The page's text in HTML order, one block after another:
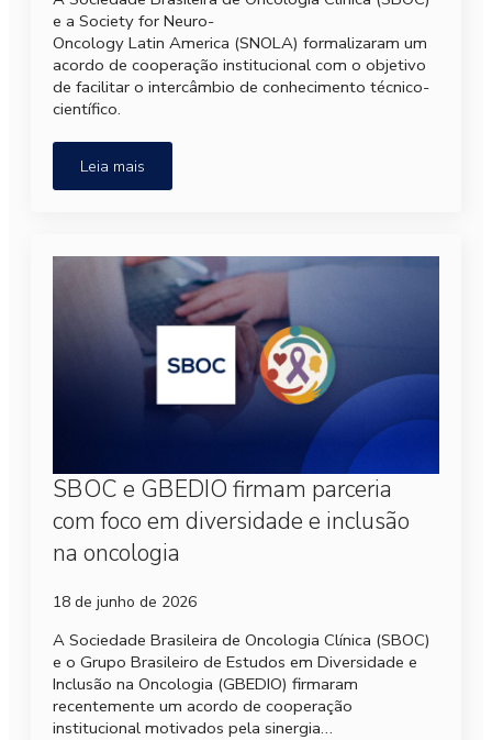
e a Society for Neuro-
Oncology Latin America (SNOLA) formalizaram um
acordo de cooperação institucional com o objetivo
de facilitar o intercâmbio de conhecimento técnico-
científico.
Leia mais
SBOC e GBEDIO firmam parceria
com foco em diversidade e inclusão
na oncologia
18 de junho de 2026
A Sociedade Brasileira de Oncologia Clínica (SBOC)
e o Grupo Brasileiro de Estudos em Diversidade e
Inclusão na Oncologia (GBEDIO) firmaram
recentemente um acordo de cooperação
institucional motivados pela sinergia…